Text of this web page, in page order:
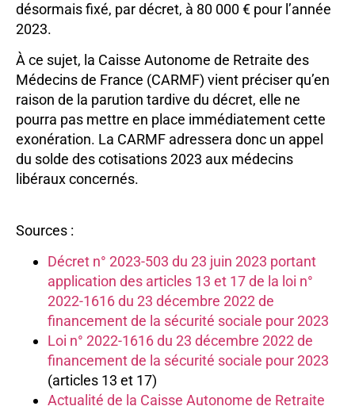
désormais fixé, par décret, à 80 000 € pour l’année
2023.
À ce sujet, la Caisse Autonome de Retraite des
Médecins de France (CARMF) vient préciser qu’en
raison de la parution tardive du décret, elle ne
pourra pas mettre en place immédiatement cette
exonération. La CARMF adressera donc un appel
du solde des cotisations 2023 aux médecins
libéraux concernés.
Sources :
Décret n° 2023-503 du 23 juin 2023 portant
application des articles 13 et 17 de la loi n°
2022-1616 du 23 décembre 2022 de
financement de la sécurité sociale pour 2023
Loi n° 2022-1616 du 23 décembre 2022 de
financement de la sécurité sociale pour 2023
(articles 13 et 17)
Actualité de la Caisse Autonome de Retraite